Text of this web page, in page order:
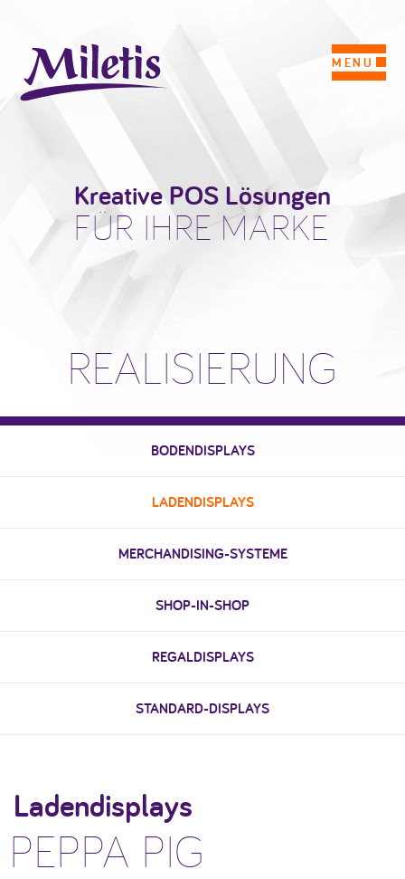
REALISIERUNG
Kreative POS Lösungen
FÜR IHRE MARKE
MENU
BODENDISPLAYS
LADENDISPLAYS
MERCHANDISING-SYSTEME
SHOP-IN-SHOP
REGALDISPLAYS
STANDARD-DISPLAYS
Ladendisplays
PEPPA PIG